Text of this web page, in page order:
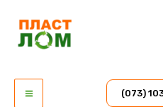
содержимому
Main
(073)